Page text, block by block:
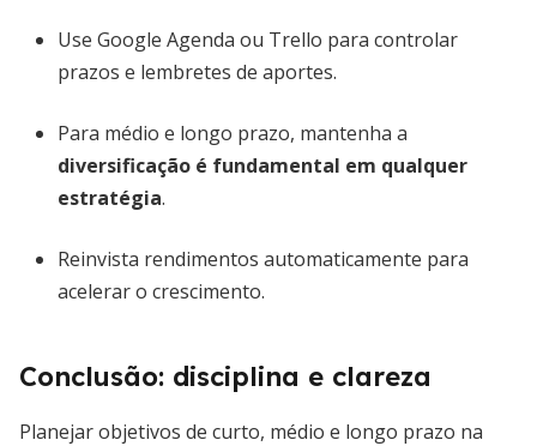
Use Google Agenda ou Trello para controlar
prazos e lembretes de aportes.
Para médio e longo prazo, mantenha a
diversificação é fundamental em qualquer
estratégia.
Reinvista rendimentos automaticamente para
acelerar o crescimento.
Conclusão: disciplina e clareza
Planejar objetivos de curto, médio e longo prazo na